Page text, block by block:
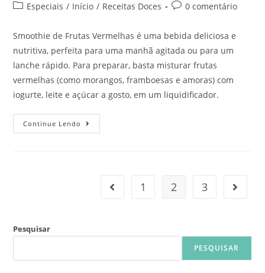
Especiais / Início / Receitas Doces 0 comentário
Smoothie de Frutas Vermelhas é uma bebida deliciosa e
nutritiva, perfeita para uma manhã agitada ou para um
lanche rápido. Para preparar, basta misturar frutas
vermelhas (como morangos, framboesas e amoras) com
iogurte, leite e açúcar a gosto, em um liquidificador.
Continue Lendo
1 2 3
Pesquisar
PESQUISAR